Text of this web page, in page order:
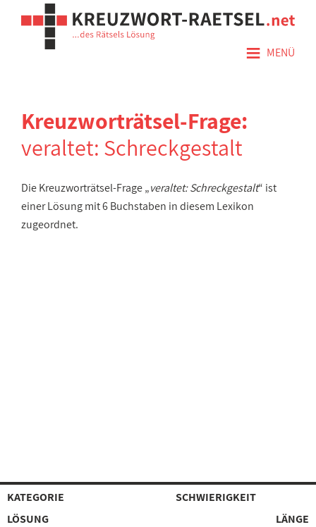
≡ MENÜ
Kreuzworträtsel-Frage:
veraltet: Schreckgestalt
Die Kreuzworträtsel-Frage „veraltet: Schreckgestalt“ ist
einer Lösung mit 6 Buchstaben in diesem Lexikon
zugeordnet.
KATEGORIE
SCHWIERIGKEIT
LÖSUNG
LÄNGE